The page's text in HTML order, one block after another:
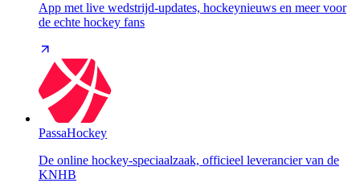
App met live wedstrijd-updates, hockeynieuws en meer voor
de echte hockey fans
PassaHockey
De online hockey-speciaalzaak, officieel leverancier van de
KNHB